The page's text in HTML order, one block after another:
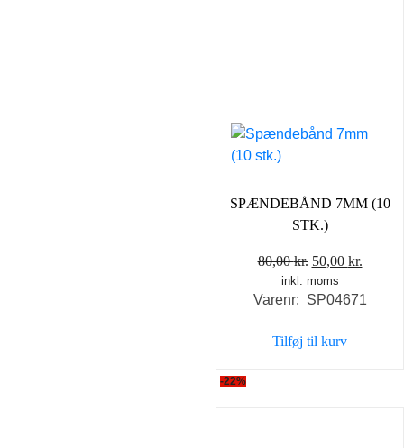
SPÆNDEBÅND 7MM (10
STK.)
80,00kr. Den
oprindelige
pris
80,00 kr..
50,00 kr.
pris
inkl. moms
Varenr: SP04671
Tilføj til kurv
-22%